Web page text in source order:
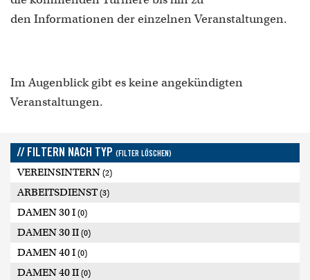
den Informationen der einzelnen Veranstaltungen.
Im Augenblick gibt es keine angekündigten
Veranstaltungen.
// FILTERN NACH TYP (FILTER LÖSCHEN)
VEREINSINTERN (2)
ARBEITSDIENST(3)
DAMEN 30 I (0)
DAMEN 30 II (0)
DAMEN 40 I (0)
DAMEN 40 II (0)